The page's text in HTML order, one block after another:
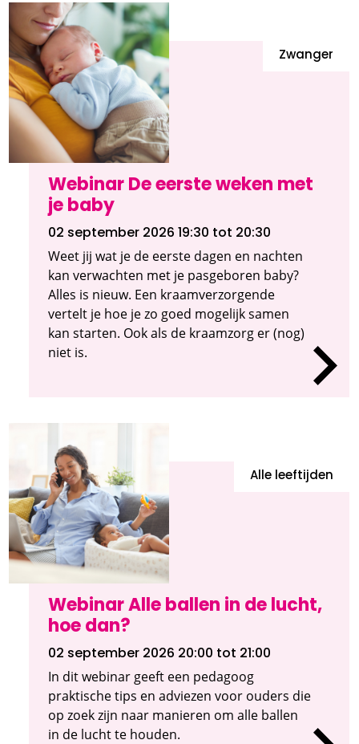
Webinar De eerste weken met
je baby
Zwanger
02 september 2026 19:30 tot 20:30
Weet jij wat je de eerste dagen en nachten
kan verwachten met je pasgeboren baby?
Alles is nieuw. Een kraamverzorgende
vertelt je hoe je zo goed mogelijk samen
kan starten. Ook als de kraamzorg er (nog)
niet is.
Webinar Alle ballen in de lucht,
hoe dan?
Alle leeftijden
02 september 2026 20:00 tot 21:00
In dit webinar geeft een pedagoog
praktische tips en adviezen voor ouders die
op zoek zijn naar manieren om alle ballen
in de lucht te houden.